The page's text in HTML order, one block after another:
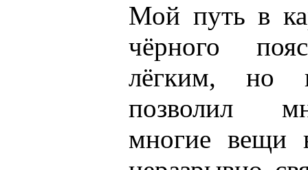
Мой путь в
чёрного
лёгким, но
позволил
многие вещи